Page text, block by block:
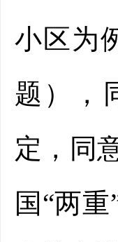
小区为
题），
定， 同
国“两